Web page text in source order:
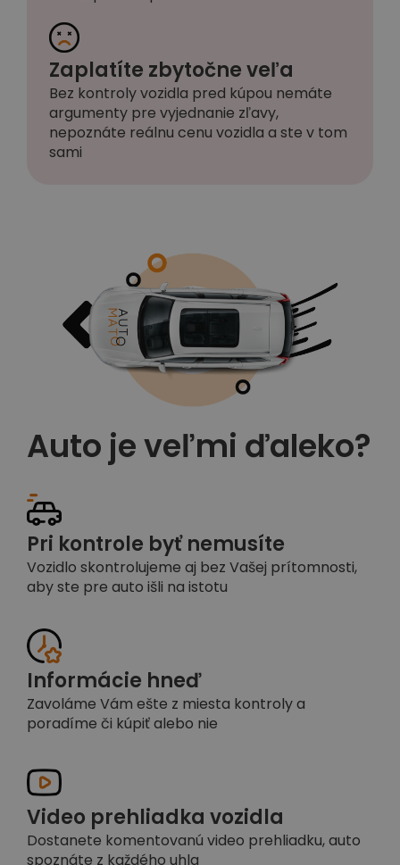
Zaplatíte zbytočne veľa
Bez kontroly vozidla pred kúpou nemáte
argumenty pre vyjednanie zľavy,
nepoznáte reálnu cenu vozidla a ste v tom
sami
Auto je veľmi ďaleko?
Pri kontrole byť nemusíte
Vozidlo skontrolujeme aj bez Vašej prítomnosti,
aby ste pre auto išli na istotu
Informácie hneď
Zavoláme Vám ešte z miesta kontroly a
poradíme či kúpiť alebo nie
Video prehliadka vozidla
Dostanete komentovanú video prehliadku, auto
spoznáte z každého uhla